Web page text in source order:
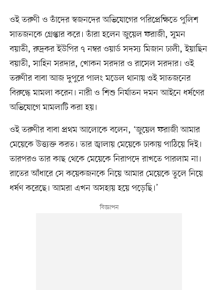
ওই তরুণী ও তাঁদের স্বজনদের অভিযোগের পরিপ্রেক্ষিতে পুলিশ
সাতজনকে গ্রেপ্তার করে। তাঁরা হলেন জুয়েল ফরাজী, সুমন
বয়াতী, রুদ্রকর ইউপির ৭ নম্বর ওয়ার্ড সদস্য মিজান ঢালী, ইয়াছিন
বয়াতী, সাহিন সরদার, খোকন সরদার ও রাসেল সরদার। ওই
তরুণীর বাবা আজ দুপুরে পালং মডেল থানায় ওই সাতজনের
বিরুদ্ধে মামলা করেন। নারী ও শিশু নির্যাতন দমন আইনে ধর্ষণের
অভিযোগে মামলাটি করা হয়।
ওই তরুণীর বাবা প্রথম আলোকে বলেন, ‘জুয়েল ফরাজী আমার
মেয়েকে উত্ত্যক্ত করত। তার জ্বালায় মেয়েকে ঢাকায় পাঠিয়ে দিই।
তারপরও তার কাছ থেকে মেয়েকে নিরাপদে রাখতে পারলাম না।
রাতের আঁধারে সে কয়েকজনকে নিয়ে আমার মেয়েকে তুলে নিয়ে
ধর্ষণ করেছে। আমরা এখন অসহায় হয়ে পড়েছি।’